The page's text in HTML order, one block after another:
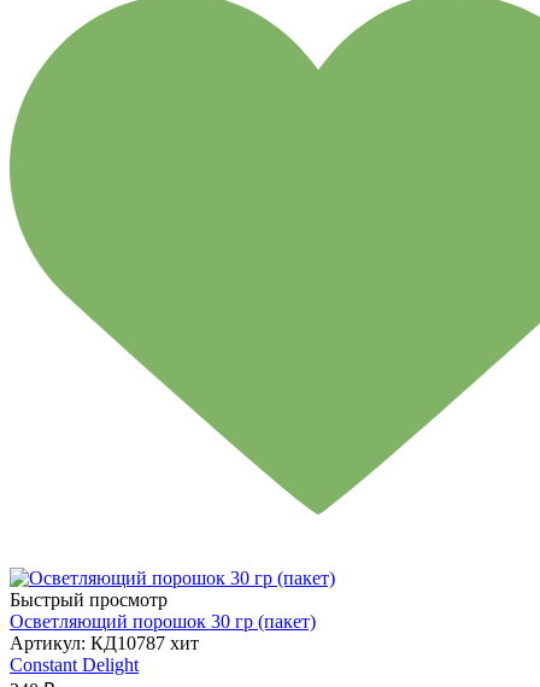
Быстрый просмотр
Осветляющий порошок 30 гр (пакет)
Артикул: КД10787 хит
Constant Delight